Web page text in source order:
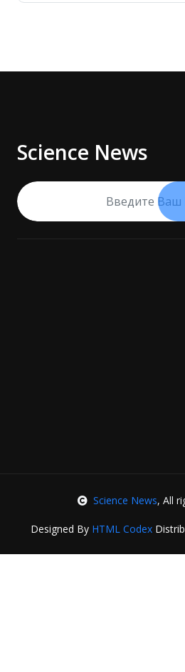
Science News
Science News, All
Designed By HTML Codex